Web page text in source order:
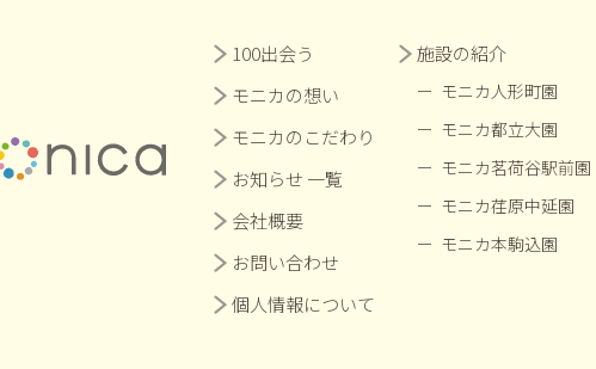
100出会う
モニカの想い
モニカのこだわり
お知らせ 一覧
会社概要
お問い合わせ
個人情報について
施設の紹介
モニカ人形町園
モニカ都立大園
モニカ茗荷谷駅前園
モニカ荏原中延園
モニカ本駒込園